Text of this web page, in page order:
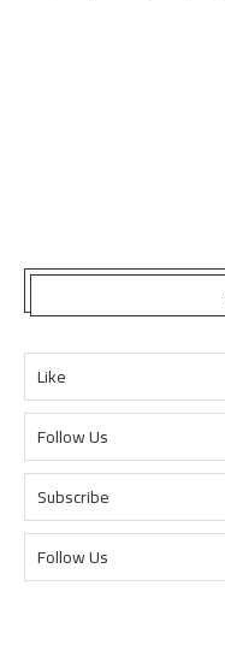
Like
Follow Us
Subscribe
Follow Us